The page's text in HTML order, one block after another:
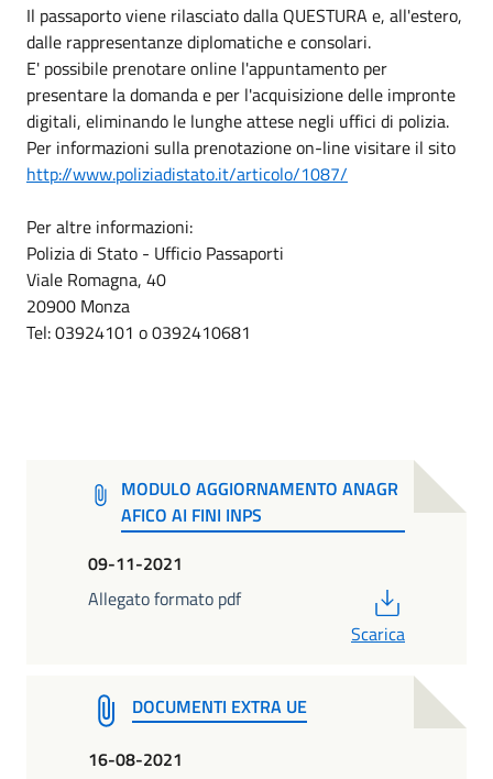
Il passaporto viene rilasciato dalla QUESTURA e, all'estero,
dalle rappresentanze diplomatiche e consolari.
E' possibile prenotare online l'appuntamento per
presentare la domanda e per l'acquisizione delle impronte
digitali, eliminando le lunghe attese negli uffici di polizia.
Per informazioni sulla prenotazione on-line visitare il sito
http://www.poliziadistato.it/articolo/1087/
Per altre informazioni:
Polizia di Stato - Ufficio Passaporti
Viale Romagna, 40
20900 Monza
Tel: 03924101 o 0392410681
MODULO AGGIORNAMENTO ANAGR
AFICO AI FINI INPS
09-11-2021
Allegato formato pdf
Scarica
DOCUMENTI EXTRA UE
16-08-2021